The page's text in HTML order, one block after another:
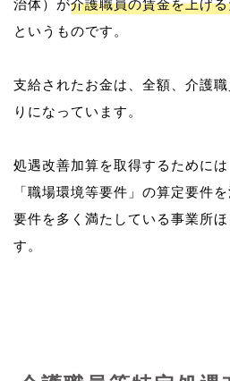
治体）が介護職員の賃金を上げ
というものです。
支給されたお金は、全額、介護
りになっています。
処遇改善加算を取得するために
「職場環境等要件」の算定要件
要件を多く満たしている事業所
す。